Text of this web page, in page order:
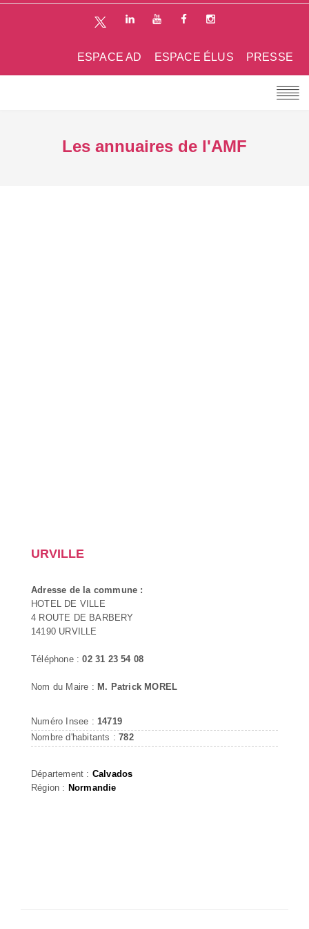
PRESSE
ESPACE ÉLUS
ESPACE AD
Les annuaires de l'AMF
URVILLE
Adresse de la commune :
HOTEL DE VILLE
4 ROUTE DE BARBERY
14190 URVILLE
Téléphone :02 31 23 54 08
Nom du Maire : M. Patrick MOREL
Numéro Insee : 14719
Nombre d'habitants :782
Département : Calvados
Région : Normandie